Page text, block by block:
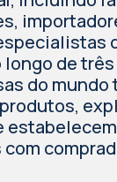
de
do mundo